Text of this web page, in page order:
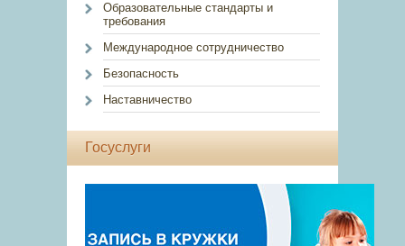
Образовательные стандарты и
требования
Международное сотрудничество
Безопасность
Наставничество
Госуслуги